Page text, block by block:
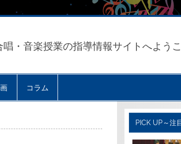
・音楽授業の指導情報サイトへようこ
コラム
PICK UP～注